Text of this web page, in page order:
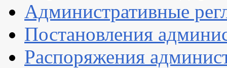
Административные
Постановления
Распоряжения